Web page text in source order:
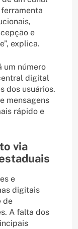
e
explica.
um número
digital
dos usuários.
mensagens
rápido e
via
e
digitais
de
A falta dos